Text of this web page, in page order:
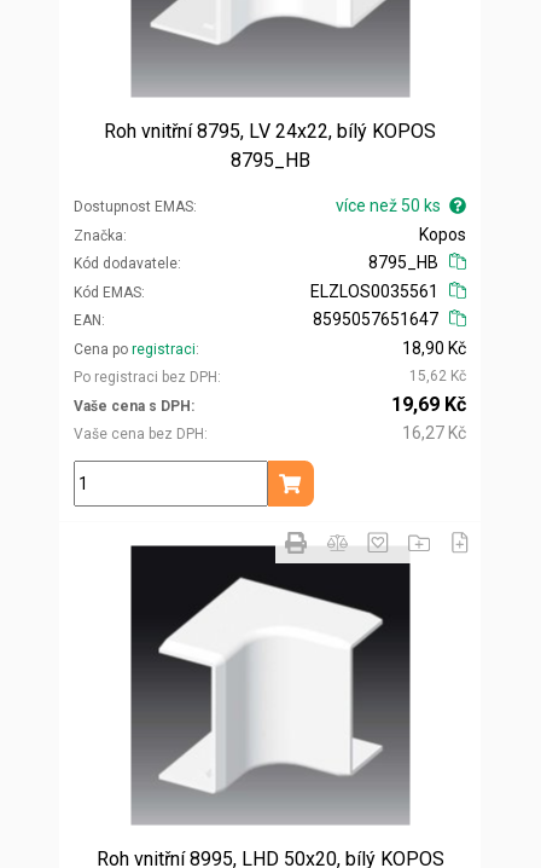
Roh vnitřní 8795, LV 24x22, bílý KOPOS
8795_HB
Dostupnost EMAS více než 50 ks
Značka
Kód dodavatele
Kopos
8795_HB
Kód EMAS
EAN
ELZLOS0035561
8595057651647
Cena po registraci
Po registraci bez DPH
18,90 Kč
15,62 Kč
Vaše cena s DPH
Vaše cena bez DPH
19,69 Kč
16,27 Kč
ks
Přidat do košíku
Roh vnitřní 8995, LHD 50x20, bílý KOPOS